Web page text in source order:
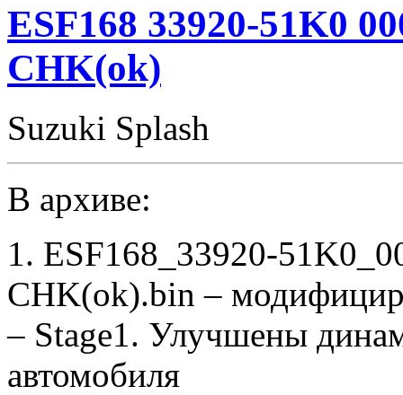
00000
Stage1
E2
ESF168 33920-51K0
CHK(ok)
Suzuki Splash
В архиве:
1. ESF168_33920-
CHK(ok).bin –
– Stage1. Улучшены
автомобиля